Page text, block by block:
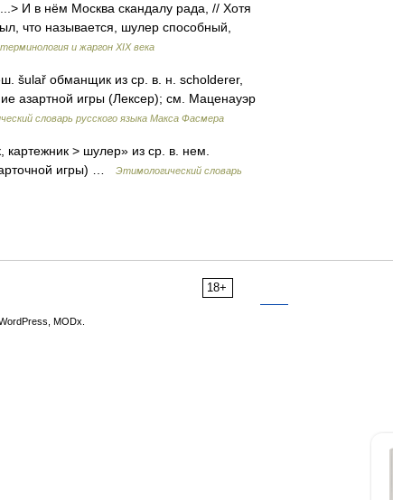
в нём Москва скандалу рада, // Хотя
что называется, шулер способный,
и жаргон XIX века
šulař обманщик из ср. в. н. scholderer,
азартной игры (Лексер); см. Маценауэр
словарь русского языка Макса Фасмера
> шулер» из ср. в. нем.
игры) …
Этимологический словарь
18+
MODx.